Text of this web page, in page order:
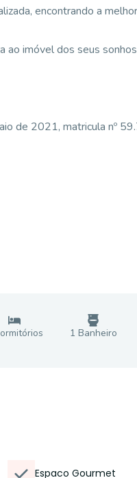
encontrando a
ao imóvel dos seus
de 2021, matricula nº
s 1 Banheiro
Espaco Gourmet